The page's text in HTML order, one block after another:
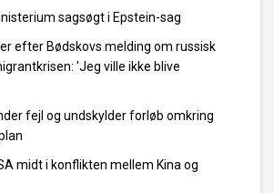
sagsøgt i Epstein-sag
efter Bødskovs melding om russisk
'Jeg ville ikke blive
fejl og undskylder forløb omkring
midt i konflikten mellem Kina og